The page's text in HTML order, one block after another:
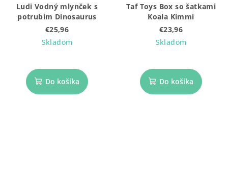
Ludi Vodný mlynček s
potrubím Dinosaurus
€25,96
Skladom
Do košíka
Taf Toys Box so šatkami
Koala Kimmi
€23,96
Skladom
Do košíka